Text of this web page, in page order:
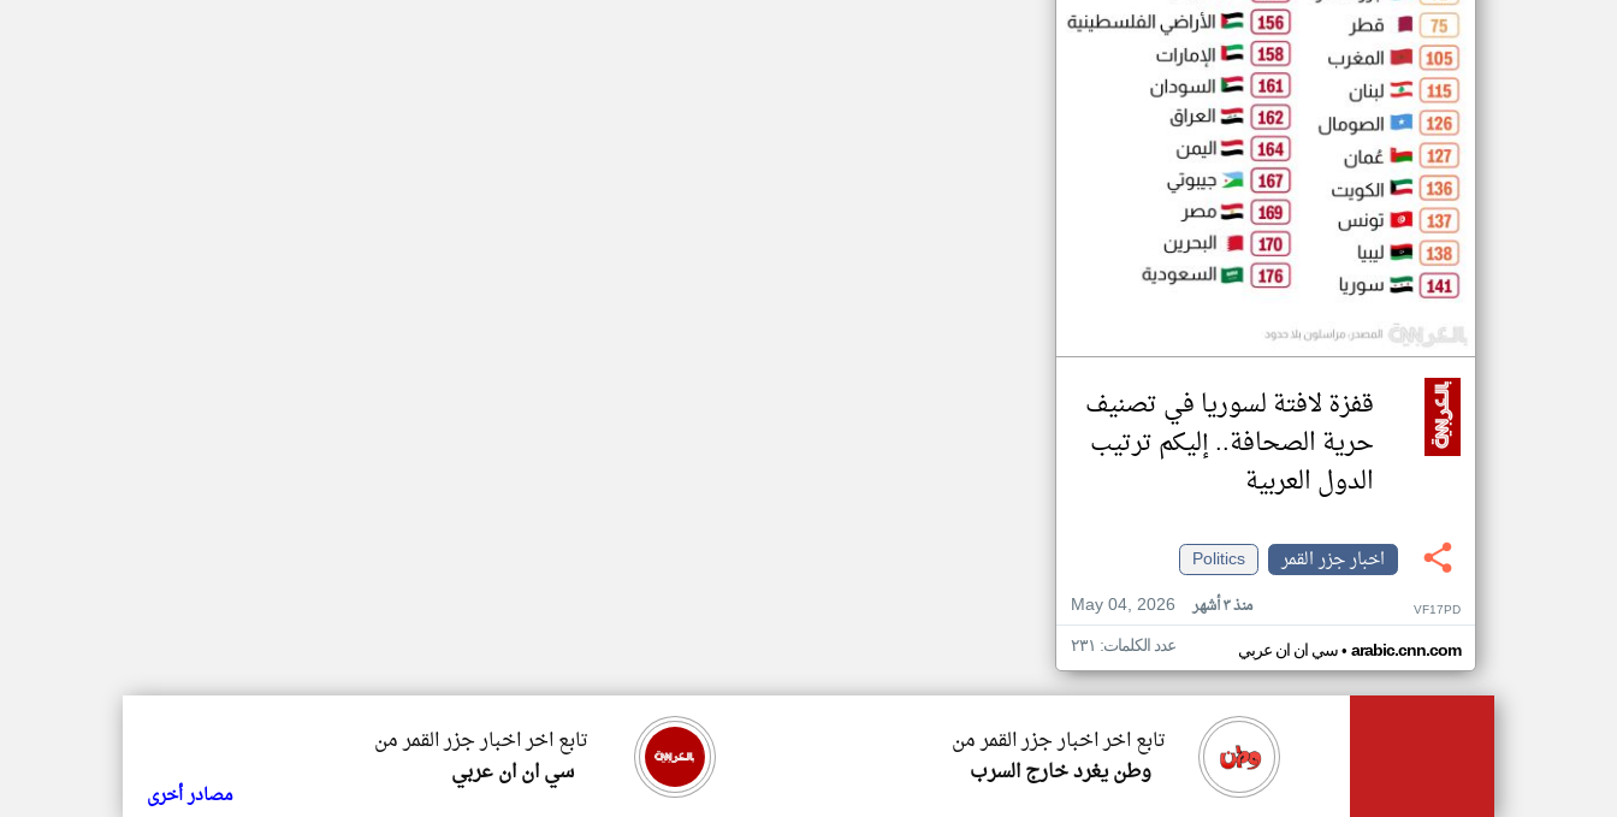
قفزة لافتة لسوريا في تصنيف
حرية الصحافة.. إليكم ترتيب
الدول العربية
اخبار جزر القمر
Politics
May 04, 2026
منذ ٣ أشهر VF17PD
سي ان ان عربي• arabic.cnn.com عدد الكلمات: ٢٣١
تابع اخر اخبار جزر القمر من
سي ان ان عربي
تابع اخر اخبار جزر القمر من
وطن يغرد خارج السرب
مصادر أخرى